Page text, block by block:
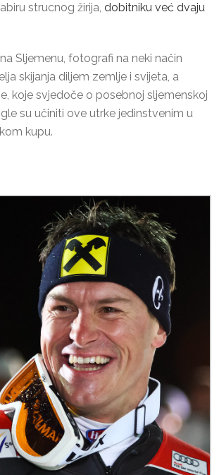
strucnog žirija, dobitniku već dvaju
Sljemenu, fotografi na neki način
skijanja diljem zemlje i svijeta, a
koje svjedoče o posebnoj sljemenskoj
su učiniti ove utrke jedinstvenim u
kupu.